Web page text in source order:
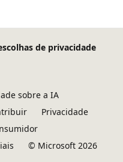
de privacidade
sobre a IA
Privacidade
© Microsoft 2026